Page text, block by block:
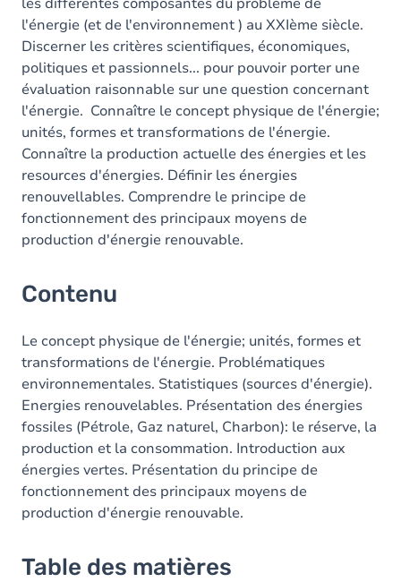
l'énergie (et de l'environnement ) au XXIème siècle.
Discerner les critères scientifiques, économiques,
politiques et passionnels... pour pouvoir porter une
évaluation raisonnable sur une question concernant
l'énergie. Connaître le concept physique de l'énergie;
unités, formes et transformations de l'énergie.
Connaître la production actuelle des énergies et les
resources d'énergies. Définir les énergies
renouvellables. Comprendre le principe de
fonctionnement des principaux moyens de
production d'énergie renouvable.
Contenu
Le concept physique de l'énergie; unités, formes et
transformations de l'énergie. Problématiques
environnementales. Statistiques (sources d'énergie).
Energies renouvelables. Présentation des énergies
fossiles (Pétrole, Gaz naturel, Charbon): le réserve, la
production et la consommation. Introduction aux
énergies vertes. Présentation du principe de
fonctionnement des principaux moyens de
production d'énergie renouvable.
Table des matières